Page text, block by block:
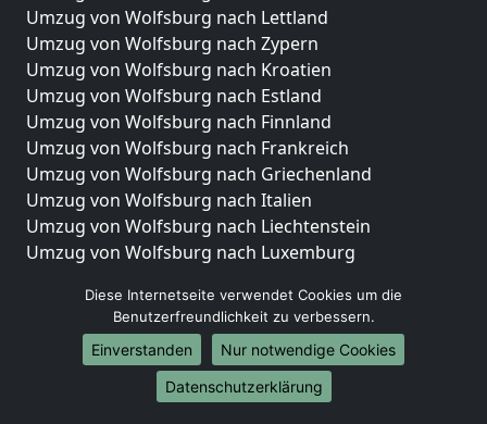
Umzug von Wolfsburg nach Lettland
Umzug von Wolfsburg nach Zypern
Umzug von Wolfsburg nach Kroatien
Umzug von Wolfsburg nach Estland
Umzug von Wolfsburg nach Finnland
Umzug von Wolfsburg nach Frankreich
Umzug von Wolfsburg nach Griechenland
Umzug von Wolfsburg nach Italien
Umzug von Wolfsburg nach Liechtenstein
Umzug von Wolfsburg nach Luxemburg
Umzug von Wolfsburg nach Norwegen
Umzüge-Deutschlandweit
Umzug von Wolfsburg nach Berlin
Umzug von Wolfsburg nach Hamburg
Diese Internetseite verwendet Cookies um die
Benutzerfreundlichkeit zu verbessern.
Einverstanden
Nur notwendige Cookies
Datenschutzerklärung